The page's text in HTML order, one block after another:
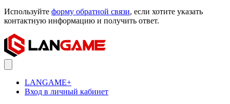
Используйте форму обратной связи, если хотите указать
контактную информацию и получить ответ.
LANGAME+
Вход в личный кабинет